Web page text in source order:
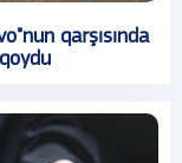
qarşısında